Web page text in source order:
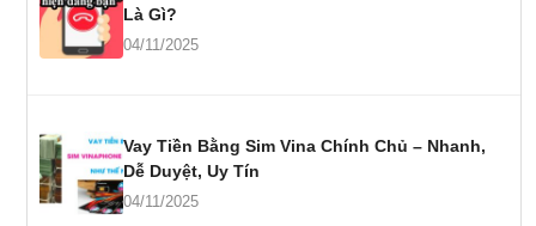
Là Gì?
04/11/2025
Vay Tiền Bằng Sim Vina Chính Chủ – Nhanh,
Dễ Duyệt, Uy Tín
04/11/2025